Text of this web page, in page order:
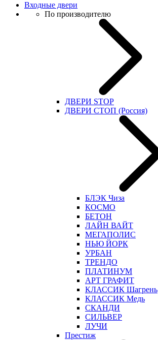
Входные двери
По производителю
ДВЕРИ STOP
ДВЕРИ СТОП (Россия)
БЛЭК Чиза
КОСМО
БЕТОН
ЛАЙН ВАЙТ
МЕГАПОЛИС
НЬЮ ЙОРК
УРБАН
ТРЕНДО
ПЛАТИНУМ
АРТ ГРАФИТ
КЛАССИК Шагрень
КЛАССИК Медь
СКАНДИ
СИЛЬВЕР
ЛУЧИ
Престиж